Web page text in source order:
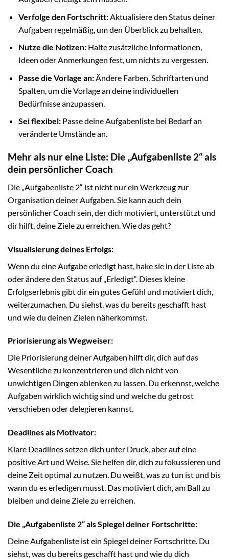
Verfolge den Fortschritt:Aktualisiere den Status deiner
Aufgaben regelmäßig, um den Überblick zu behalten.
Nutze die Notizen:Halte zusätzliche Informationen,
Ideen oder Anmerkungen fest, um nichts zu vergessen.
Passe die Vorlage an:Ändere Farben, Schriftarten und
Spalten, um die Vorlage an deine individuellen
Bedürfnisse anzupassen.
Sei flexibel:Passe deine Aufgabenliste bei Bedarf an
veränderte Umstände an.
Mehr als nur eine Liste: Die „Aufgabenliste 2“ als
dein persönlicher Coach
Die „Aufgabenliste 2“ ist nicht nur ein Werkzeug zur
Organisation deiner Aufgaben. Sie kann auch dein
persönlicher Coach sein, der dich motiviert, unterstützt und
dir hilft, deine Ziele zu erreichen. Wie das geht?
Visualisierung deines Erfolgs:
Wenn du eine Aufgabe erledigt hast, hake sie in der Liste ab
oder ändere den Status auf „Erledigt“. Dieses kleine
Erfolgserlebnis gibt dir ein gutes Gefühl und motiviert dich,
weiterzumachen. Du siehst, was du bereits geschafft hast
und wie du deinen Zielen näherkommst.
Priorisierung als Wegweiser:
Die Priorisierung deiner Aufgaben hilft dir, dich auf das
Wesentliche zu konzentrieren und dich nicht von
unwichtigen Dingen ablenken zu lassen. Du erkennst, welche
Aufgaben wirklich wichtig sind und welche du getrost
verschieben oder delegieren kannst.
Deadlines als Motivator:
Klare Deadlines setzen dich unter Druck, aber auf eine
positive Art und Weise. Sie helfen dir, dich zu fokussieren und
deine Zeit optimal zu nutzen. Du weißt, was zu tun ist und bis
wann du es erledigen musst. Das motiviert dich, am Ball zu
bleiben und deine Ziele zu erreichen.
Die „Aufgabenliste 2“ als Spiegel deiner Fortschritte:
Deine Aufgabenliste ist ein Spiegel deiner Fortschritte. Du
siehst, was du bereits geschafft hast und wie du dich